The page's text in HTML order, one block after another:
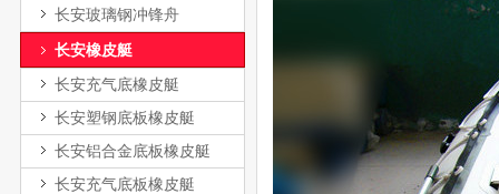
长安玻璃钢冲锋舟
长安橡皮艇
长安充气底橡皮艇
长安塑钢底板橡皮艇
长安铝合金底板橡皮艇
长安充气底板橡皮艇